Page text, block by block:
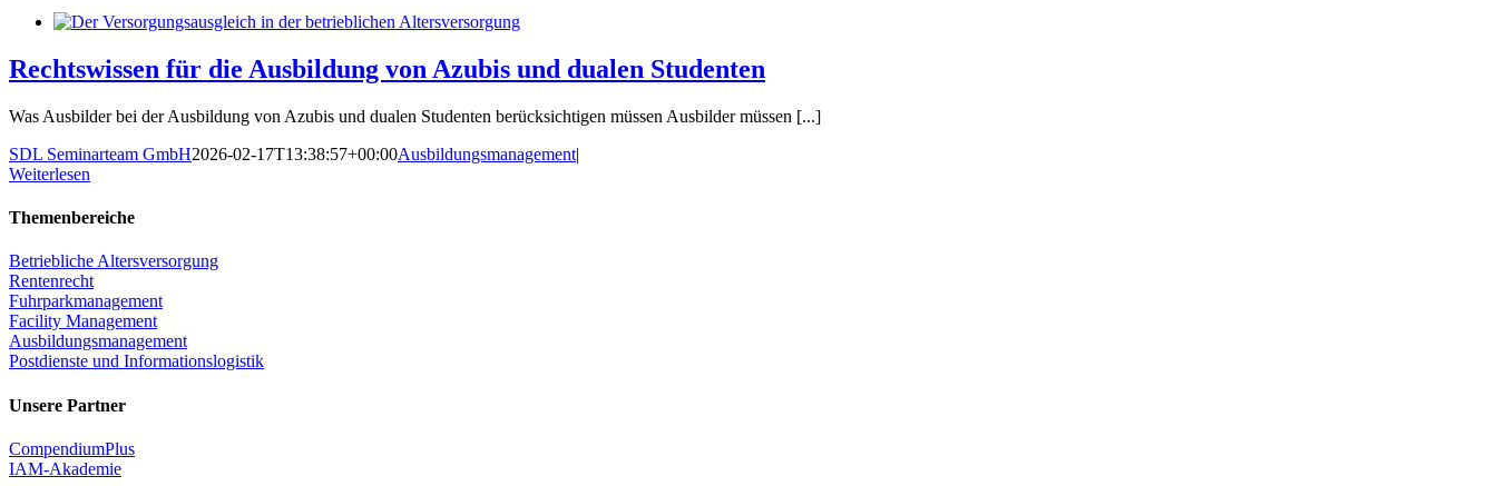
Rechtswissen für die Ausbildung von Azubis und dualen Studenten
Was Ausbilder bei der Ausbildung von Azubis und dualen Studenten berücksichtigen müssen Ausbilder müssen [...]
SDL Seminarteam GmbH2026-02-17T13:38:57+00:00Ausbildungsmanagement|
Weiterlesen
Themenbereiche
Betriebliche Altersversorgung
Rentenrecht
Fuhrparkmanagement
Facility Management
Ausbildungsmanagement
Postdienste und Informationslogistik
Unsere Partner
CompendiumPlus
IAM-Akademie